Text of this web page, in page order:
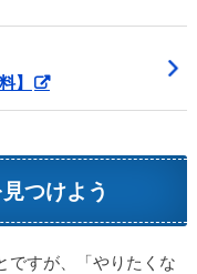
】
つけよう
ですが、「やりたくな